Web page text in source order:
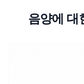
음양에 대